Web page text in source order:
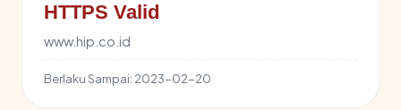
HTTPS Valid
www.hip.co.id
Berlaku Sampai: 2023-02-20